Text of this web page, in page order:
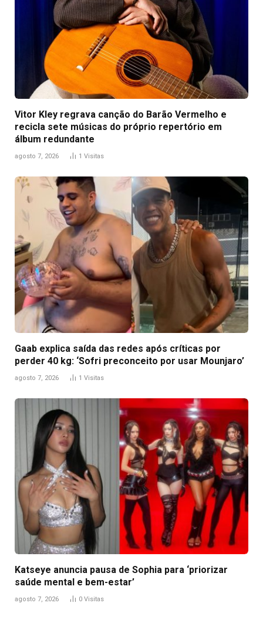
Vitor Kley regrava canção do Barão Vermelho e
recicla sete músicas do próprio repertório em
álbum redundante
agosto 7, 2026 1 Visitas
Gaab explica saída das redes após críticas por
perder 40 kg: ‘Sofri preconceito por usar Mounjaro’
agosto 7, 2026 1 Visitas
Katseye anuncia pausa de Sophia para ‘priorizar
saúde mental e bem-estar’
agosto 7, 2026 0 Visitas